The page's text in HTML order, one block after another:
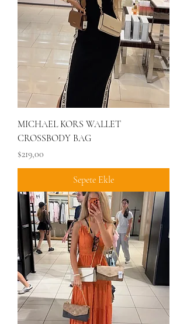
MICHAEL KORS WALLET
CROSSBODY BAG
Fiyat
$219,00
Sepete Ekle